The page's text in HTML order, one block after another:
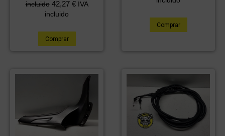
incluido 42,27 € IVA
incluido
Comprar
Comprar